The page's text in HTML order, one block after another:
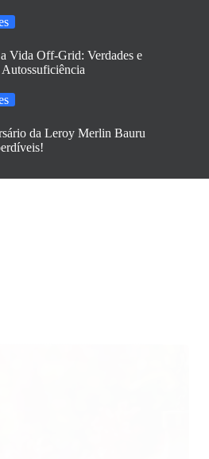
Vida Off-Grid: Verdades e
Autossuficiência
da Leroy Merlin Bauru